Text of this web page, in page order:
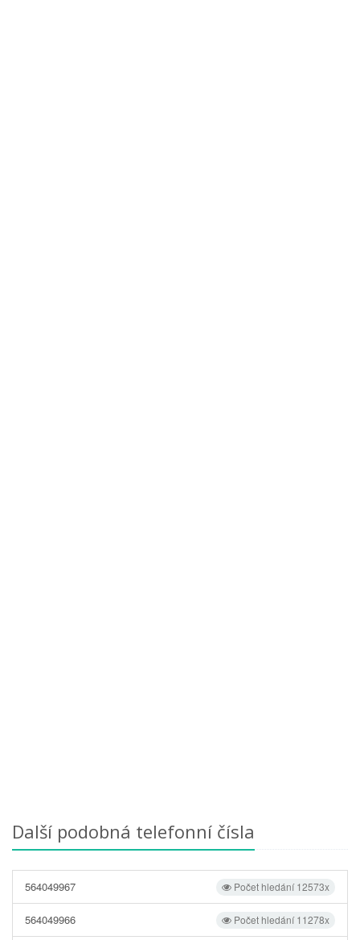
Další podobná telefonní čísla
Počet hledání 12573x
564049967
Počet hledání 11278x
564049966